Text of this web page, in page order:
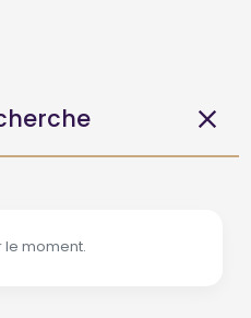
le moment.